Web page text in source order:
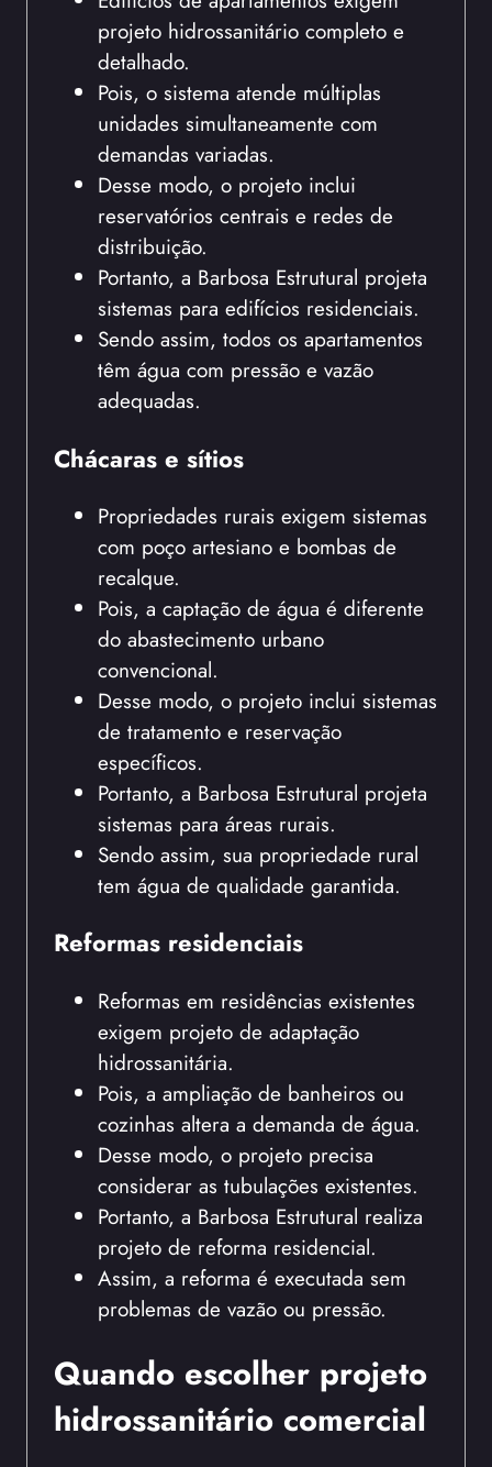
projeto hidrossanitário completo e
detalhado.
Pois, o sistema atende múltiplas
unidades simultaneamente com
demandas variadas.
Desse modo, o projeto inclui
reservatórios centrais e redes de
distribuição.
Portanto, a Barbosa Estrutural projeta
sistemas para edifícios residenciais.
Sendo assim, todos os apartamentos
têm água com pressão e vazão
adequadas.
Chácaras e sítios
Propriedades rurais exigem sistemas
com poço artesiano e bombas de
recalque.
Pois, a captação de água é diferente
do abastecimento urbano
convencional.
Desse modo, o projeto inclui sistemas
de tratamento e reservação
específicos.
Portanto, a Barbosa Estrutural projeta
sistemas para áreas rurais.
Sendo assim, sua propriedade rural
tem água de qualidade garantida.
Reformas residenciais
Reformas em residências existentes
exigem projeto de adaptação
hidrossanitária.
Pois, a ampliação de banheiros ou
cozinhas altera a demanda de água.
Desse modo, o projeto precisa
considerar as tubulações existentes.
Portanto, a Barbosa Estrutural realiza
projeto de reforma residencial.
Assim, a reforma é executada sem
problemas de vazão ou pressão.
Quando escolher projeto
hidrossanitário comercial